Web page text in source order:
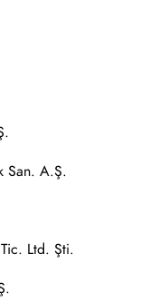
San. A.Ş.
Ltd. Şti.